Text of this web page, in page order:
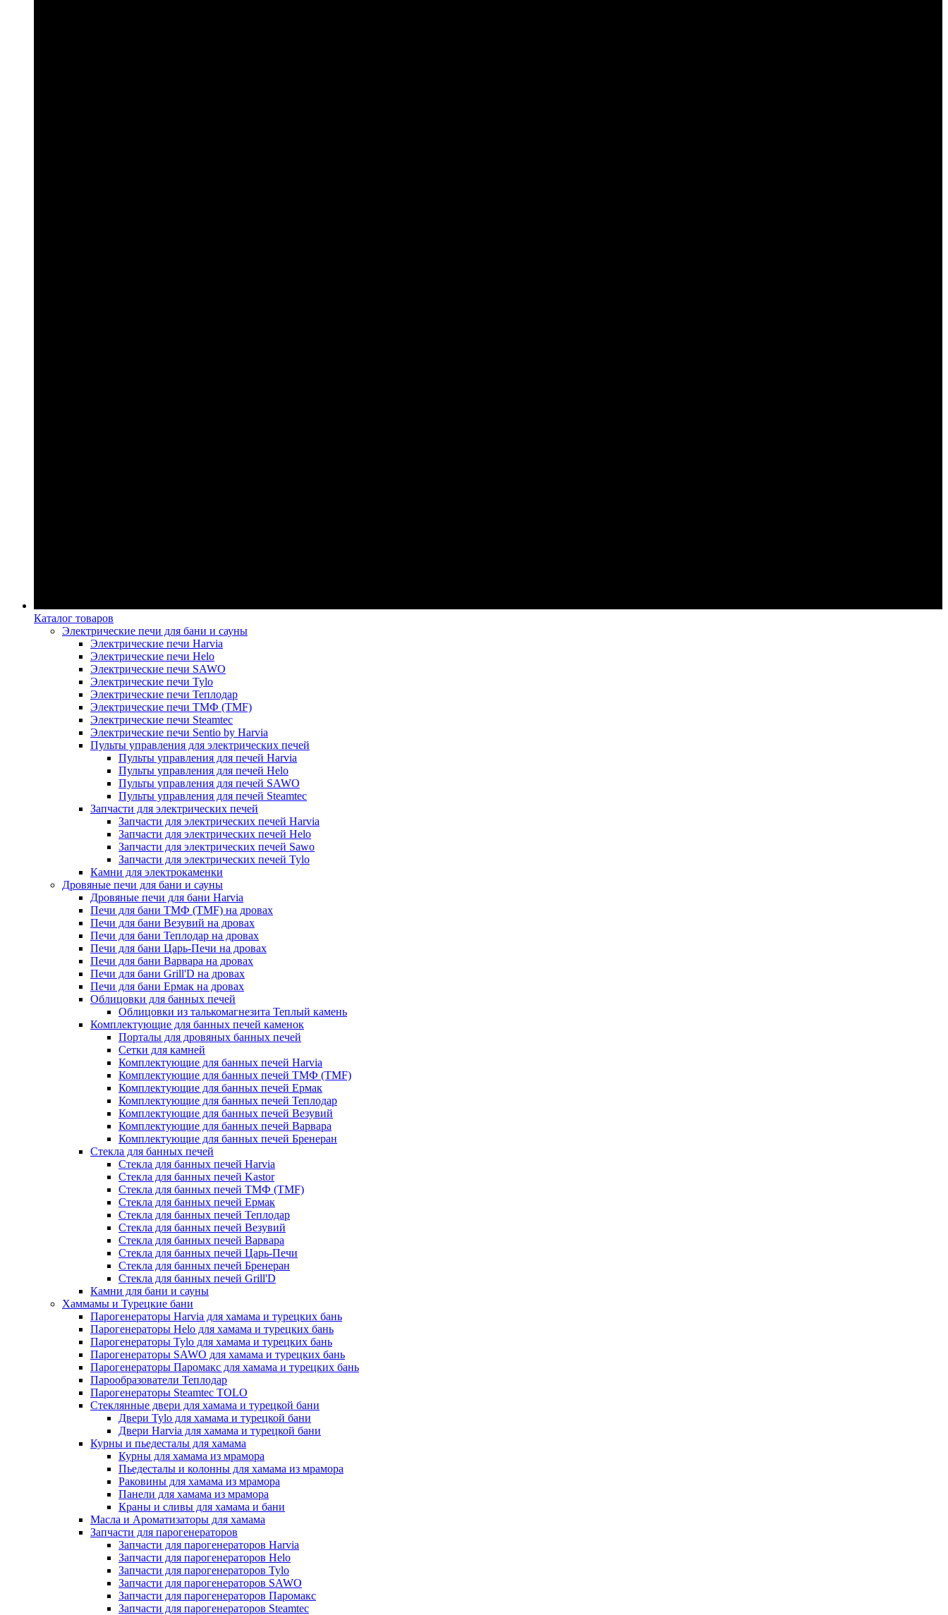
Каталог товаров
Электрические печи для бани и сауны
Электрические печи Harvia
Электрические печи Helo
Электрические печи SAWO
Электрические печи Tylo
Электрические печи Теплодар
Электрические печи ТМФ (TMF)
Электрические печи Steamtec
Электрические печи Sentio by Harvia
Пульты управления для электрических печей
Пульты управления для печей Harvia
Пульты управления для печей Helo
Пульты управления для печей SAWO
Пульты управления для печей Steamtec
Запчасти для электрических печей
Запчасти для электрических печей Harvia
Запчасти для электрических печей Helo
Запчасти для электрических печей Sawo
Запчасти для электрических печей Tylo
Камни для электрокаменки
Дровяные печи для бани и сауны
Дровяные печи для бани Harvia
Печи для бани ТМФ (TMF) на дровах
Печи для бани Везувий на дровах
Печи для бани Теплодар на дровах
Печи для бани Царь-Печи на дровах
Печи для бани Варвара на дровах
Печи для бани Grill'D на дровах
Печи для бани Ермак на дровах
Облицовки для банных печей
Облицовки из талькомагнезита Теплый камень
Комплектующие для банных печей каменок
Порталы для дровяных банных печей
Сетки для камней
Комплектующие для банных печей Harvia
Комплектующие для банных печей ТМФ (TMF)
Комплектующие для банных печей Ермак
Комплектующие для банных печей Теплодар
Комплектующие для банных печей Везувий
Комплектующие для банных печей Варвара
Комплектующие для банных печей Бренеран
Стекла для банных печей
Стекла для банных печей Harvia
Стекла для банных печей Kastor
Стекла для банных печей ТМФ (TMF)
Стекла для банных печей Ермак
Стекла для банных печей Теплодар
Стекла для банных печей Везувий
Стекла для банных печей Варвара
Стекла для банных печей Царь-Печи
Стекла для банных печей Бренеран
Стекла для банных печей Grill'D
Камни для бани и сауны
Хаммамы и Турецкие бани
Парогенераторы Harvia для хамама и турецких бань
Парогенераторы Helo для хамама и турецких бань
Парогенераторы Tylo для хамама и турецких бань
Парогенераторы SAWO для хамама и турецких бань
Парогенераторы Паромакс для хамама и турецких бань
Парообразователи Теплодар
Парогенераторы Steamtec TOLO
Стеклянные двери для хамама и турецкой бани
Двери Tylo для хамама и турецкой бани
Двери Harvia для хамама и турецкой бани
Курны и пьедесталы для хамама
Курны для хамама из мрамора
Пьедесталы и колонны для хамама из мрамора
Раковины для хамама из мрамора
Панели для хамама из мрамора
Краны и сливы для хамама и бани
Масла и Ароматизаторы для хамама
Запчасти для парогенераторов
Запчасти для парогенераторов Harvia
Запчасти для парогенераторов Helo
Запчасти для парогенераторов Tylo
Запчасти для парогенераторов SAWO
Запчасти для парогенераторов Паромакс
Запчасти для парогенераторов Steamtec